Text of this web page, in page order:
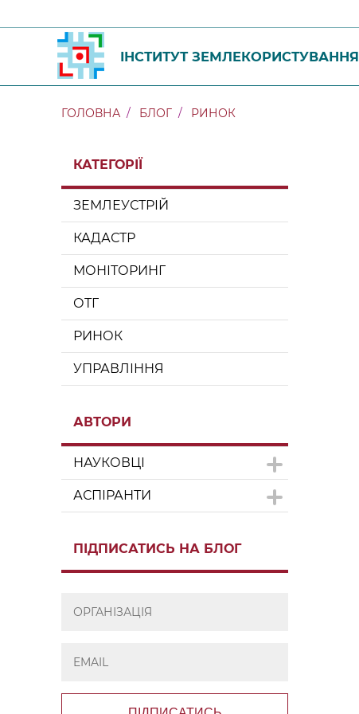
ІНСТИТУТ ЗЕМЛЕКОРИСТУВАННЯ
ГОЛОВНА БЛОГ РИНОК
КАТЕГОРІЇ
ЗЕМЛЕУСТРІЙ
КАДАСТР
МОНІТОРИНГ
ОТГ
РИНОК
УПРАВЛІННЯ
АВТОРИ
НАУКОВЦІ
АСПІРАНТИ
ПІДПИСАТИСЬ НА БЛОГ